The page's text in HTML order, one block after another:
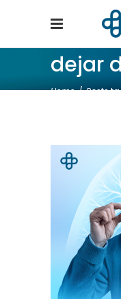
dejar
Home/Posts